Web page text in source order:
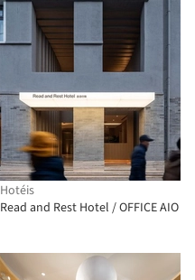
Hotéis
Read and Rest Hotel / OFFICE AIO